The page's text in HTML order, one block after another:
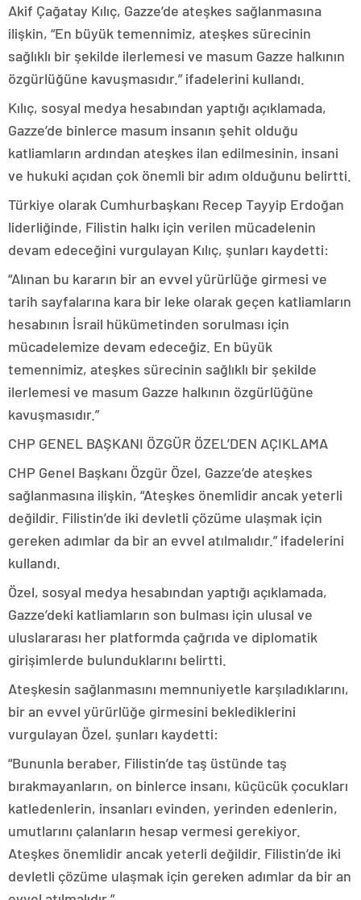
Akif Çağatay Kılıç, Gazze’de ateşkes sağlanmasına
ilişkin, “En büyük temennimiz, ateşkes sürecinin
sağlıklı bir şekilde ilerlemesi ve masum Gazze halkının
özgürlüğüne kavuşmasıdır.” ifadelerini kullandı.
Kılıç, sosyal medya hesabından yaptığı açıklamada,
Gazze’de binlerce masum insanın şehit olduğu
katliamların ardından ateşkes ilan edilmesinin, insani
ve hukuki açıdan çok önemli bir adım olduğunu belirtti.
Türkiye olarak Cumhurbaşkanı Recep Tayyip Erdoğan
liderliğinde, Filistin halkı için verilen mücadelenin
devam edeceğini vurgulayan Kılıç, şunları kaydetti:
“Alınan bu kararın bir an evvel yürürlüğe girmesi ve
tarih sayfalarına kara bir leke olarak geçen katliamların
hesabının İsrail hükümetinden sorulması için
mücadelemize devam edeceğiz. En büyük
temennimiz, ateşkes sürecinin sağlıklı bir şekilde
ilerlemesi ve masum Gazze halkının özgürlüğüne
kavuşmasıdır.”
CHP GENEL BAŞKANI ÖZGÜR ÖZEL’DEN AÇIKLAMA
CHP Genel Başkanı Özgür Özel, Gazze’de ateşkes
sağlanmasına ilişkin, “Ateşkes önemlidir ancak yeterli
değildir. Filistin’de iki devletli çözüme ulaşmak için
gereken adımlar da bir an evvel atılmalıdır.” ifadelerini
kullandı.
Özel, sosyal medya hesabından yaptığı açıklamada,
Gazze’deki katliamların son bulması için ulusal ve
uluslararası her platformda çağrıda ve diplomatik
girişimlerde bulunduklarını belirtti.
Ateşkesin sağlanmasını memnuniyetle karşıladıklarını,
bir an evvel yürürlüğe girmesini beklediklerini
vurgulayan Özel, şunları kaydetti:
“Bununla beraber, Filistin’de taş üstünde taş
bırakmayanların, on binlerce insanı, küçücük çocukları
katledenlerin, insanları evinden, yerinden edenlerin,
umutlarını çalanların hesap vermesi gerekiyor.
Ateşkes önemlidir ancak yeterli değildir. Filistin’de iki
devletli çözüme ulaşmak için gereken adımlar da bir an